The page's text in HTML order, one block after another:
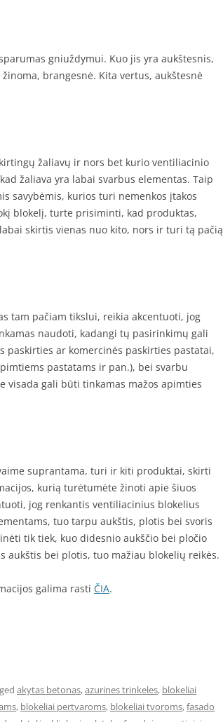
gniuždymui. Kuo jis yra aukštesnis,
brangesnė. Kita vertus, aukštesnė
žaliavų ir nors bet kurio ventiliacinio
žaliava yra labai svarbus elementas. Taip
savybėmis, kurios turi nemenkos įtakos
blokelį, turte prisiminti, kad produktas,
skirtis vienas nuo kito, nors ir turi tą pačią
tam pačiam tikslui, reikia akcentuoti, jog
naudoti, kadangi tų pasirinkimų gali
paskirties ar komercinės paskirties pastatai,
pastatams ir pan.), bei svarbu
visada gali būti tinkamas mažos apimties
suprantama, turi ir kiti produktai, skirti
kurią turėtumėte žinoti apie šiuos
jog renkantis ventiliacinius blokelius
tuo tarpu aukštis, plotis bei svoris
tik tiek, kuo didesnio aukščio bei pločio
aukštis bei plotis, tuo mažiau blokelių reikės.
galima rasti ČIA.
akytas betonas,azurines trinkeles, blokeliai
, blokeliai pertvaroms, blokeliai tvoroms,fasado